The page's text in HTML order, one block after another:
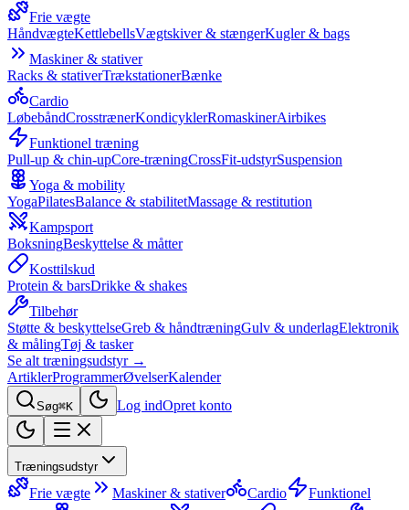
Frie vægte
HåndvægteKettlebellsVægtskiver & stængerKugler & bags
Maskiner & stativer
Racks & stativerTrækstationerBænke
Cardio
LøbebåndCrosstrænerKondicyklerRomaskinerAirbikes
Funktionel træning
Pull-up & chin-upCore-træningCrossFit-udstyrSuspension
Yoga & mobility
YogaPilatesBalance & stabilitetMassage & restitution
Kampsport
BoksningBeskyttelse & måtter
Kosttilskud
Protein & barsDrikke & shakes
Tilbehør
Støtte & beskyttelseGreb & håndtræningGulv & underlagElektronik
& målingTøj & tasker
Se alt træningsudstyr →
ArtiklerProgrammerØvelserKalender
Søg⌘K Log indOpret konto
Træningsudstyr
Frie vægte Maskiner & stativer Cardio
Funktionel